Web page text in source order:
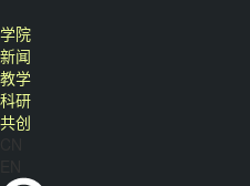
学院
新闻
教学
科研
共创